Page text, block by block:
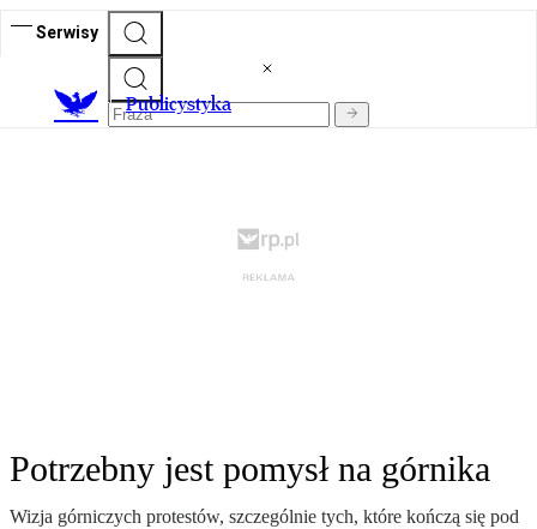
Serwisy
Publicystyka
Potrzebny jest pomysł na górnika
Wizja górniczych protestów, szczególnie tych, które kończą się pod